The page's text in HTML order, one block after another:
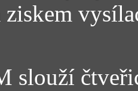
slouží